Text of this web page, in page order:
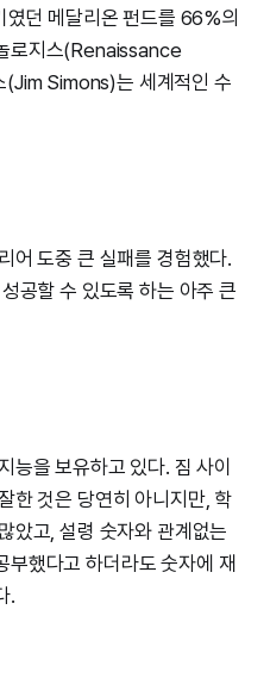
던 메달리온 펀드를 66%의
로지스(Renaissance
Simons)는 세계적인 수
어 도중 큰 실패를 경험했다.
공할 수 있도록 하는 아주 큰
능을 보유하고 있다. 짐 사이
한 것은 당연히 아니지만, 학
았고, 설령 숫자와 관계없는
부했다고 하더라도 숫자에 재
.